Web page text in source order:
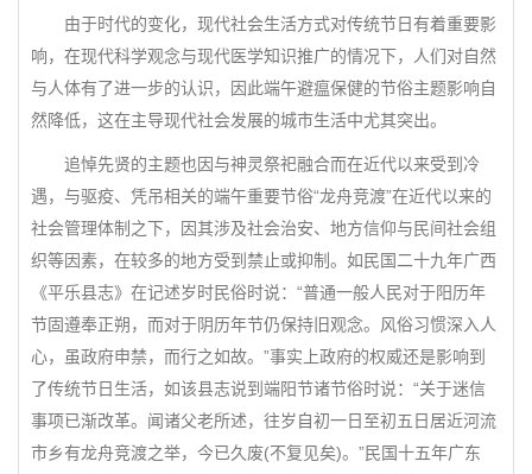
由于时代的变化，现代社会生活方式对传统节日有着重要影
响，在现代科学观念与现代医学知识推广的情况下，人们对自然
与人体有了进一步的认识，因此端午避瘟保健的节俗主题影响自
然降低，这在主导现代社会发展的城市生活中尤其突出。
追悼先贤的主题也因与神灵祭祀融合而在近代以来受到冷
遇，与驱疫、凭吊相关的端午重要节俗“龙舟竞渡”在近代以来的
社会管理体制之下，因其涉及社会治安、地方信仰与民间社会组
织等因素，在较多的地方受到禁止或抑制。如民国二十九年广西
《平乐县志》在记述岁时民俗时说：“普通一般人民对于阳历年
节固遵奉正朔，而对于阴历年节仍保持旧观念。风俗习惯深入人
心，虽政府申禁，而行之如故。”事实上政府的权威还是影响到
了传统节日生活，如该县志说到端阳节诸节俗时说：“关于迷信
事项已渐改革。闻诸父老所述，往岁自初一日至初五日居近河流
市乡有龙舟竞渡之举，今已久废(不复见矣)。”民国十五年广东